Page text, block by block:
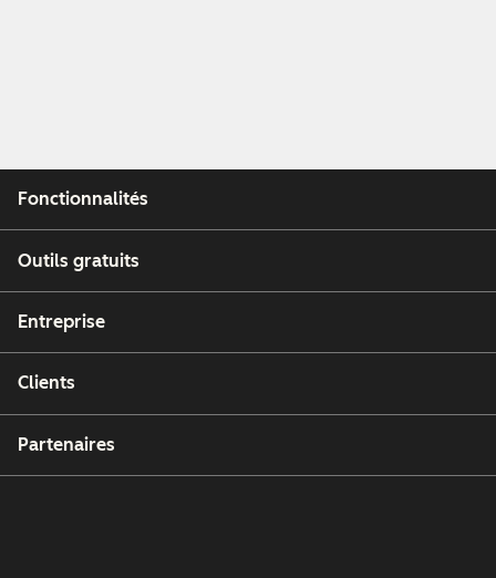
Fonctionnalités
Outils gratuits
Entreprise
Clients
Partenaires